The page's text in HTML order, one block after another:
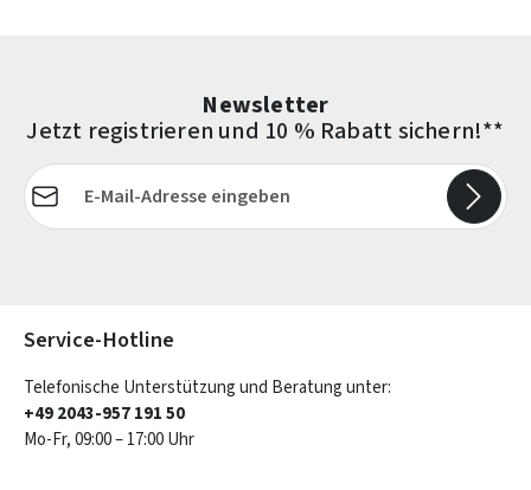
Newsletter
Jetzt registrieren und 10 % Rabatt sichern!**
E-Mail-Adresse*
Service-Hotline
Telefonische Unterstützung und Beratung unter:
+49 2043-957 191 50
Mo-Fr, 09:00 – 17:00 Uhr